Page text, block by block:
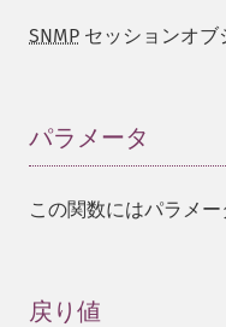
SNMP セッションオブ
パラメータ
この関数にはパラメー
戻り値